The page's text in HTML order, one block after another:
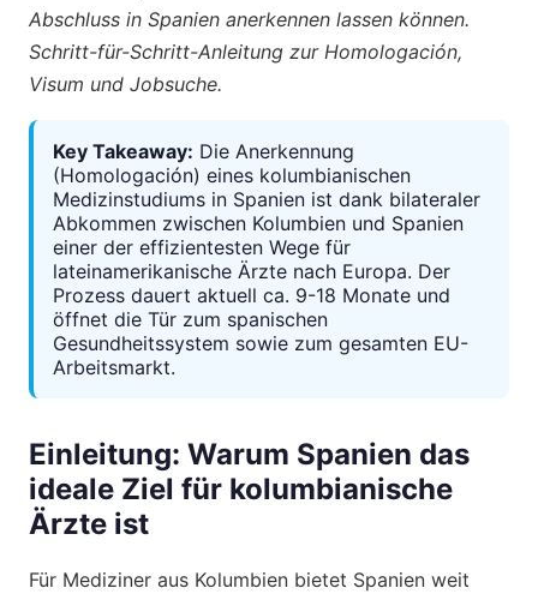
Abschluss in Spanien anerkennen lassen können.
Schritt-für-Schritt-Anleitung zur Homologación,
Visum und Jobsuche.
Key Takeaway: Die Anerkennung
(Homologación) eines kolumbianischen
Medizinstudiums in Spanien ist dank bilateraler
Abkommen zwischen Kolumbien und Spanien
einer der effizientesten Wege für
lateinamerikanische Ärzte nach Europa. Der
Prozess dauert aktuell ca. 9-18 Monate und
öffnet die Tür zum spanischen
Gesundheitssystem sowie zum gesamten EU-
Arbeitsmarkt.
Einleitung: Warum Spanien das
ideale Ziel für kolumbianische
Ärzte ist
Für Mediziner aus Kolumbien bietet Spanien weit